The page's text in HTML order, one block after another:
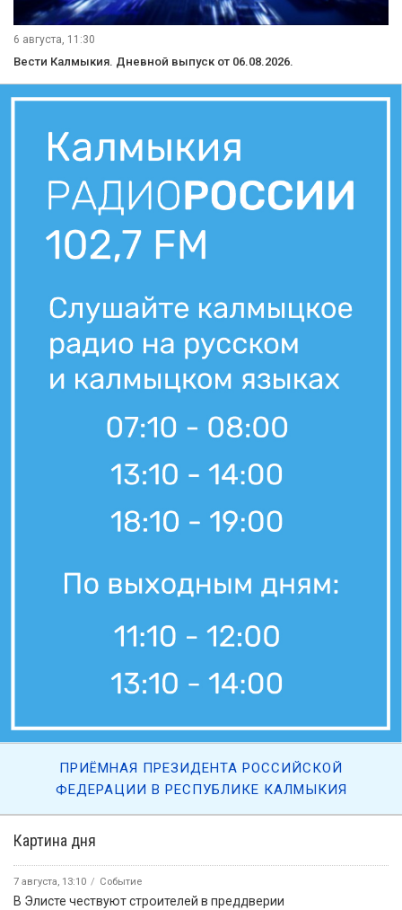
Картина дня
7 августа, 13:10 Событие
В Элисте чествуют строителей в преддверии
6 августа, 11:30
Вести Калмыкия. Дневной выпуск от 06.08.2026.
ПРИЁМНАЯ ПРЕЗИДЕНТА РОССИЙСКОЙ
ФЕДЕРАЦИИ В РЕСПУБЛИКЕ КАЛМЫКИЯ